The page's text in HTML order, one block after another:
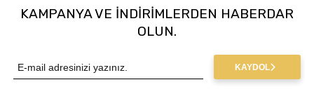
KAMPANYA VE INDIRIMLERDEN HABERDAR
OLUN.
KAYDOL